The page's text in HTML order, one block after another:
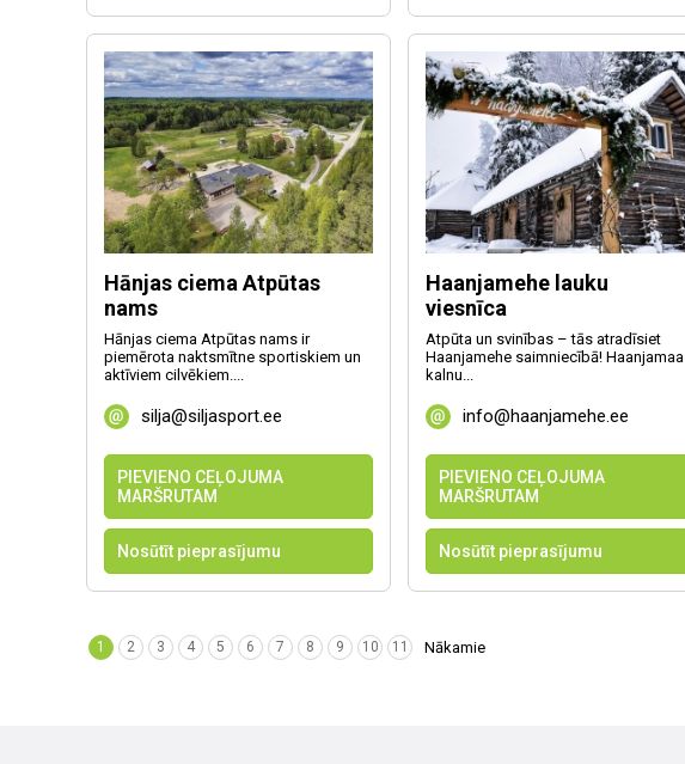
Hānjas ciema Atpūtas
nams
Hānjas ciema Atpūtas nams ir
piemērota naktsmītne sportiskiem un
aktīviem cilvēkiem....
silja@siljasport.ee
PIEVIENO CEĻOJUMA
MARŠRUTAM
Nosūtīt pieprasījumu
Haanjamehe lauku
viesnīca
Atpūta un svinības – tās atradīsiet
Haanjamehe saimniecībā! Haanjamaa
kalnu...
info@haanjamehe.ee
PIEVIENO CEĻOJUMA
MARŠRUTAM
Nosūtīt pieprasījumu
1 2 3 4 5 6 7 8 9 10 11 Nākamie